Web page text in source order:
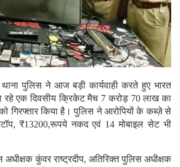
पुलिस ने आज बड़ी कार्यवाही करते हुए भारत
एक दिवसीय क्रिकेट मैच 7 करोड़ 70 लाख का
गिरफ्तार किया है। पुलिस ने आरोपियों के कब्ज़े से
₹13200,रूपये नकद एवं 14 मोबाइल सेट भी
कुंवर राष्ट्रदीप, अतिरिक्त पुलिस अधीक्षक